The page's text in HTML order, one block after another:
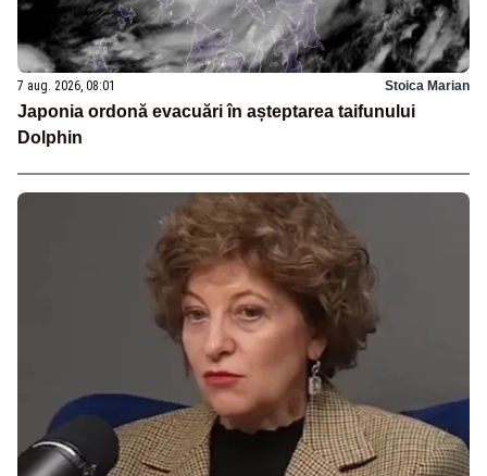
7 aug. 2026, 08:01 Stoica Marian
Japonia ordonă evacuări în așteptarea taifunului
Dolphin